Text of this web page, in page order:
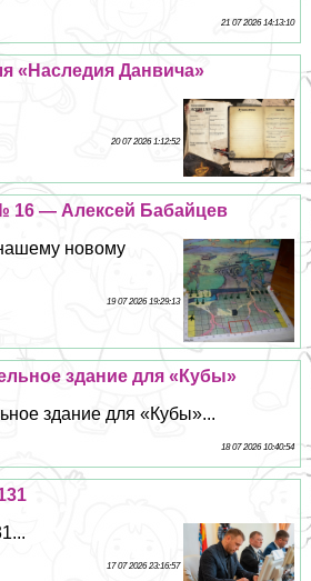
21 07 2026 14:13:10
«Наследия Данвича»
20 07 2026 1:12:52
16 — Алексей Бабайцев
новому
19 07 2026 19:29:13
здание для «Кубы»
здание для «Кубы»...
18 07 2026 10:40:54
17 07 2026 23:16:57